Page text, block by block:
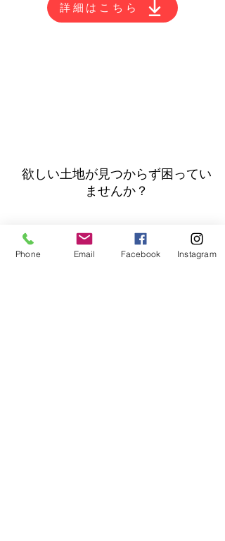
詳細はこちら
​欲しい土地が見つからず困ってい
ませんか？
iR​物件探し隊相談窓口
Phone Email Facebook Instagram